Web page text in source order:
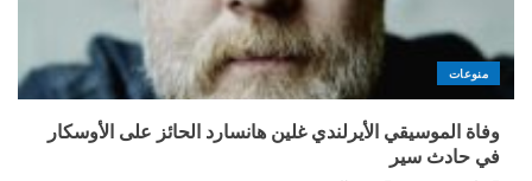
منوعات
وفاة الموسيقي الأيرلندي غلين هانسارد الحائز على الأوسكار
في حادث سير